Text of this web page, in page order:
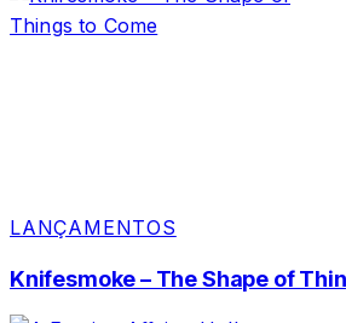
LANÇAMENTOS
Knifesmoke – The Shape of